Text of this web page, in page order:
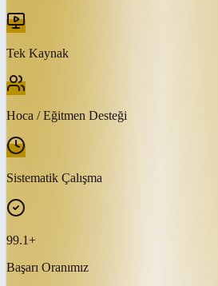
Tek Kaynak
Hoca / Eğitmen Desteği
Sistematik Çalışma
99.1+
Başarı Oranımız